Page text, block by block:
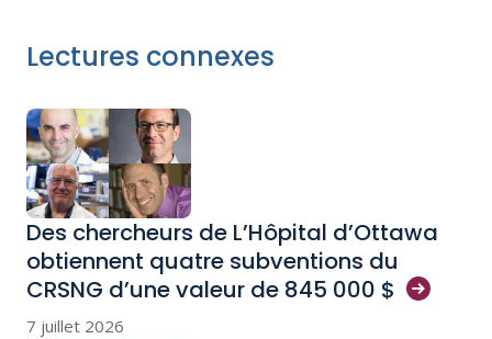
Lectures connexes
Des chercheurs de L’Hôpital d’Ottawa
obtiennent quatre subventions du
CRSNG d’une valeur de 845 000 $
7 juillet 2026